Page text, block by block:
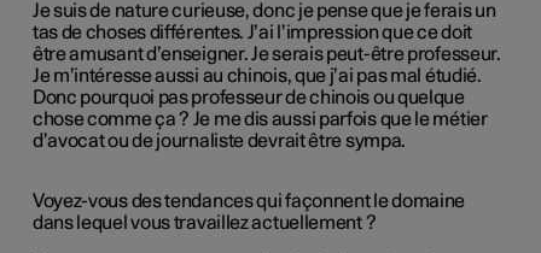
Je suis de nature curieuse, donc je pense que je ferais un
tas de choses différentes. J’ai l’impression que ce doit
être amusant d’enseigner. Je serais peut-être professeur.
Je m’intéresse aussi au chinois, que j’ai pas mal étudié.
Donc pourquoi pas professeur de chinois ou quelque
chose comme ça ? Je me dis aussi parfois que le métier
d’avocat ou de journaliste devrait être sympa.
Voyez-vous des tendances qui façonnent le domaine
dans lequel vous travaillez actuellement ?